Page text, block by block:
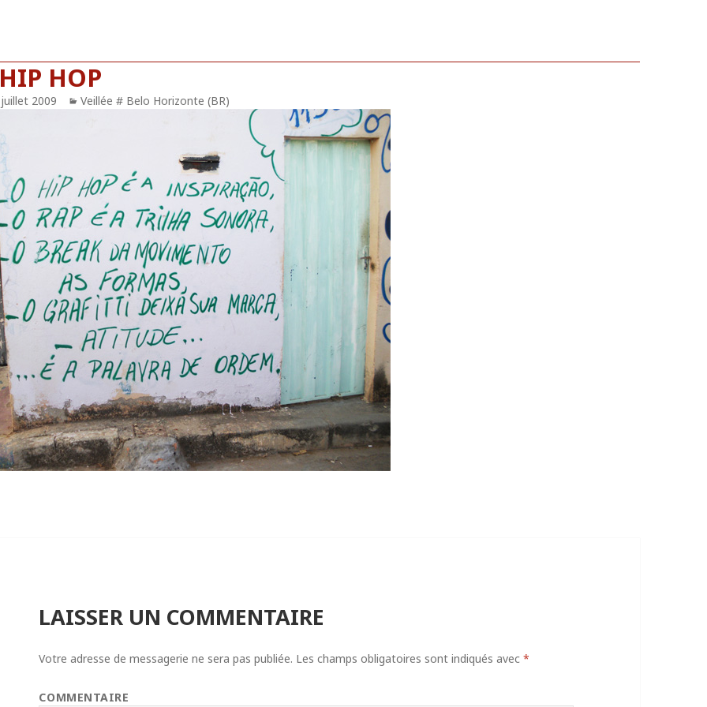
HOP
2009 Catégories
Veillée # Belo Horizonte (BR)
LAISSER UN COMMENTAIRE
Votre adresse de messagerie ne sera pas publiée. Les champs obligatoires sont indiqués avec*
COMMENTAIRE